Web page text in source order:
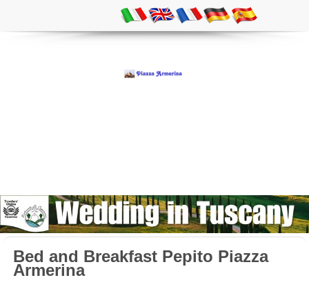
Bed and Breakfast Pepito Piazza
Armerina